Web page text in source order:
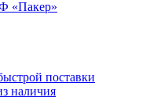
поставки